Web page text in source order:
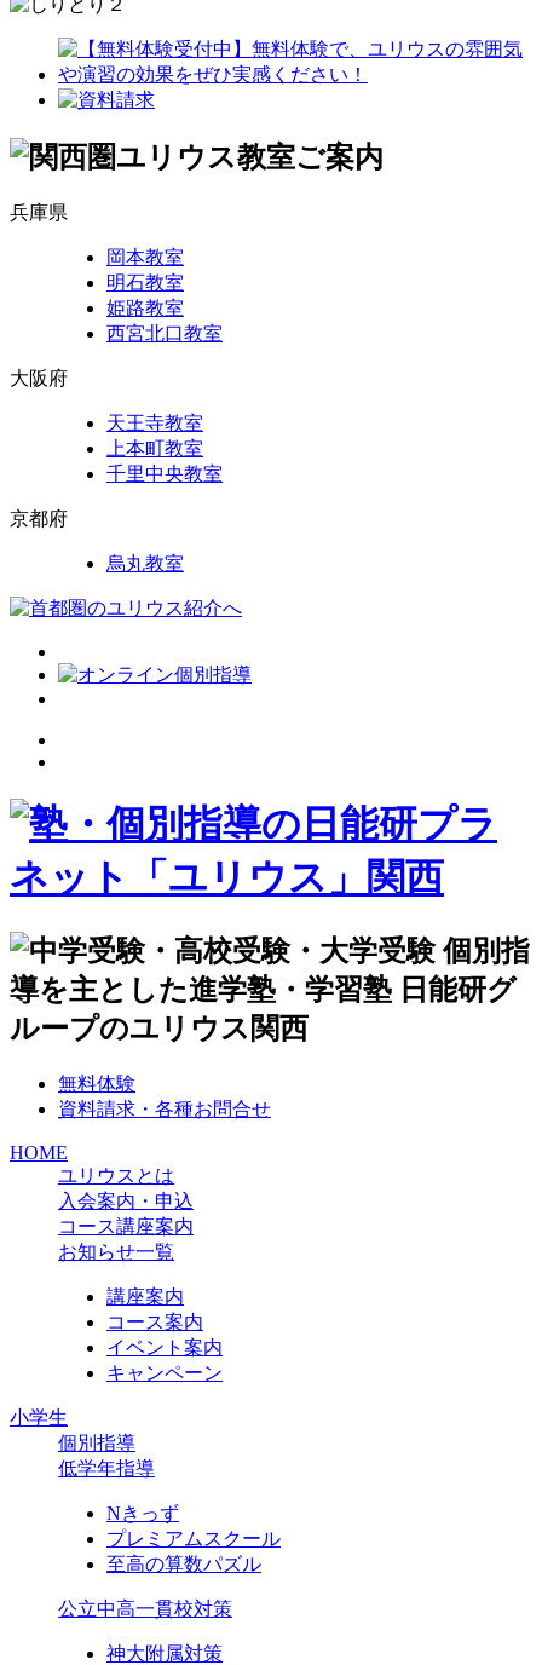
兵庫県
岡本教室
明石教室
姫路教室
西宮北口教室
大阪府
天王寺教室
上本町教室
千里中央教室
京都府
烏丸教室
無料体験
資料請求・各種お問合せ
HOME
ユリウスとは
入会案内・申込
コース講座案内
お知らせ一覧
講座案内
コース案内
イベント案内
キャンペーン
小学生
個別指導
低学年指導
Nきっず
プレミアムスクール
至高の算数パズル
公立中高一貫校対策
神大附属対策